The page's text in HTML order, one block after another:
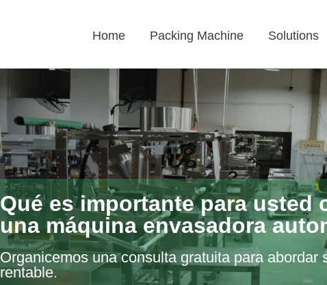
Home Packing Machine Solutions
Qué es importante para usted
una máquina envasadora
Organicemos una consulta gratuita para
rentable.